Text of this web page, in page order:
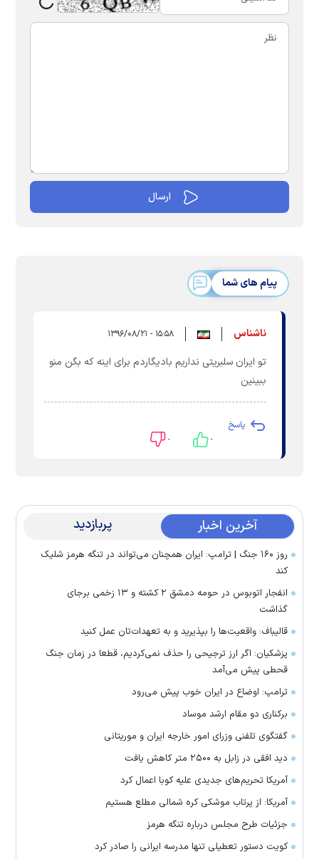
پیام های شما
ناشناس ۱۵:۵۸ - ۱۳۹۶/۰۸/۲۱
تو ایران سلبریتی نداریم بادیگاردم برای اینه که بگن منو
ببینین
پاسخ
۰ ۰
آخرین اخبار پربازدید
روز ۱۶۰ جنگ | ترامپ: ایران همچنان می‌تواند در تنگه هرمز شلیک
کند
انفجار اتوبوس در حومه دمشق ۲ کشته و ۱۳ زخمی برجای
گذاشت
قالیباف: واقعیت‌ها را بپذیرید و به تعهدات‌تان عمل کنید
پزشکیان: اگر ارز ترجیحی را حذف نمی‌کردیم، قطعا در زمان جنگ
قحطی پیش می‌آمد
ترامپ: اوضاع در ایران خوب پیش می‌رود
برکناری دو مقام ارشد موساد
گفتگوی تلفنی وزرای امور خارجه ایران و موریتانی
دید افقی در زابل به ۲۵۰۰ متر کاهش یافت
آمریکا تحریم‌های جدیدی علیه کوبا اعمال کرد
آمریکا: از پرتاب موشکی کره شمالی مطلع هستیم
جزئیات طرح مجلس درباره تنگه هرمز
کویت دستور تعطیلی تنها مدرسه ایرانی را صادر کرد